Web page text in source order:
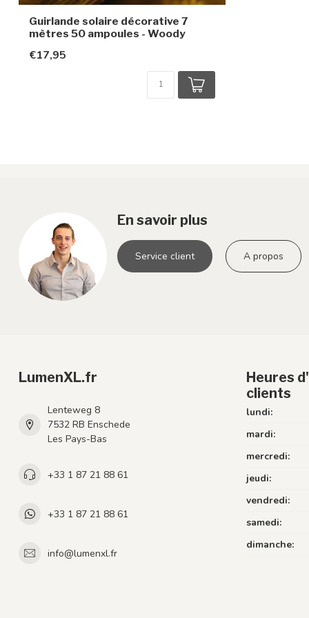
Guirlande solaire décorative 7
mètres 50 ampoules - Woody
€17,95
En savoir plus
Service client A propos
LumenXL.fr
Lenteweg 8
7532 RB Enschede
Les Pays-Bas
+33 1 87 21 88 61
+33 1 87 21 88 61
info@lumenxl.fr
Heures
clients
lundi:
mardi:
mercredi:
jeudi:
vendredi:
samedi:
dimanche: